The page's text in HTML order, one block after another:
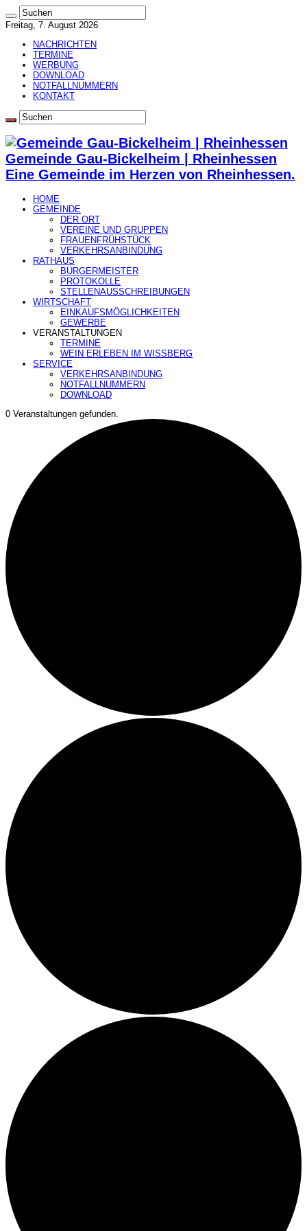
Freitag, 7. August 2026
NACHRICHTEN
TERMINE
WERBUNG
DOWNLOAD
NOTFALLNUMMERN
KONTAKT
Gemeinde Gau-Bickelheim | Rheinhessen
Eine Gemeinde im Herzen von Rheinhessen.
HOME
GEMEINDE
DER ORT
VEREINE UND GRUPPEN
FRAUENFRÜHSTÜCK
VERKEHRSANBINDUNG
RATHAUS
BÜRGERMEISTER
PROTOKOLLE
STELLENAUSSCHREIBUNGEN
WIRTSCHAFT
EINKAUFSMÖGLICHKEITEN
GEWERBE
VERANSTALTUNGEN
TERMINE
WEIN ERLEBEN IM WISSBERG
SERVICE
VERKEHRSANBINDUNG
NOTFALLNUMMERN
DOWNLOAD
0 Veranstaltungen gefunden.